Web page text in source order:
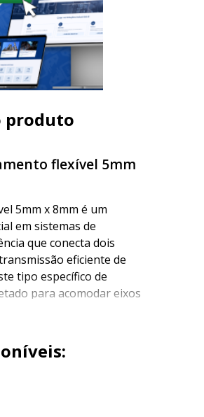
produto
flexível 5mm
5mm x 8mm é um
em sistemas de
que conecta dois
eficiente de
tipo específico de
para acomodar eixos
e 8mm,
e rigidez que é
mecânicas.
são geralmente
desalinhamentos